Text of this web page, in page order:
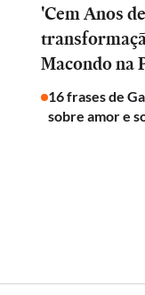
'Cem Anos
Macondo na
16 frases de
sobre amor e